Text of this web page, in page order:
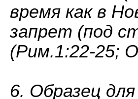
время как в
запрет (под
(Рим.1:22-25;
6. Образец